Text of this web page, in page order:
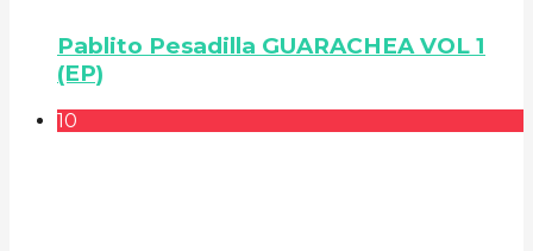
Pablito Pesadilla GUARACHEA VOL 1
(EP)
10